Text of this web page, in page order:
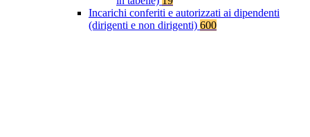
Incarichi conferiti e autorizzati ai dipendenti
(dirigenti e non dirigenti) 600